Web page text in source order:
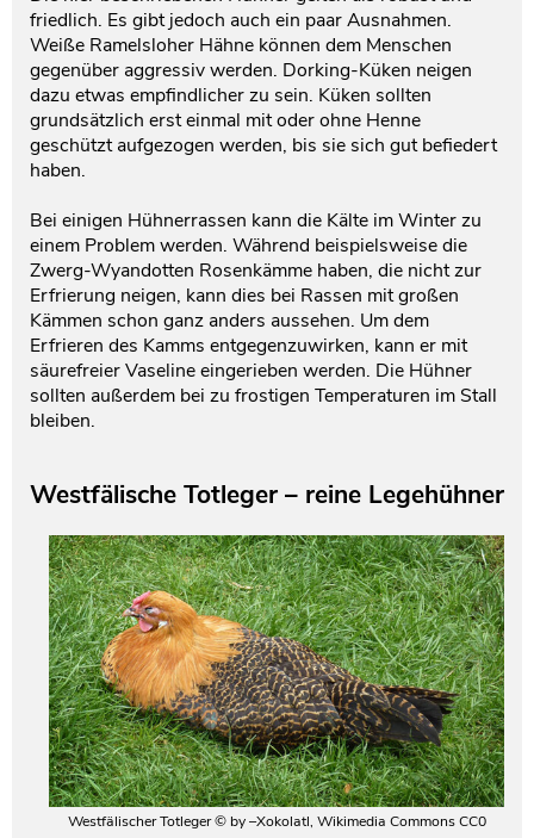
friedlich. Es gibt jedoch auch ein paar Ausnahmen.
Weiße Ramelsloher Hähne können dem Menschen
gegenüber aggressiv werden. Dorking-Küken neigen
dazu etwas empfindlicher zu sein. Küken sollten
grundsätzlich erst einmal mit oder ohne Henne
geschützt aufgezogen werden, bis sie sich gut befiedert
haben.
Bei einigen Hühnerrassen kann die Kälte im Winter zu
einem Problem werden. Während beispielsweise die
Zwerg-Wyandotten Rosenkämme haben, die nicht zur
Erfrierung neigen, kann dies bei Rassen mit großen
Kämmen schon ganz anders aussehen. Um dem
Erfrieren des Kamms entgegenzuwirken, kann er mit
säurefreier Vaseline eingerieben werden. Die Hühner
sollten außerdem bei zu frostigen Temperaturen im Stall
bleiben.
Westfälische Totleger – reine Legehühner
Westfälischer Totleger © by –Xokolatl, Wikimedia Commons CC0
Testament und Nachlass
Netzwerk- und Kooperationspartner